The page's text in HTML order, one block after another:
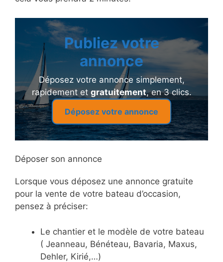
Publiez votre
annonce
Déposez votre annonce simplement,
rapidement et gratuitement, en 3 clics.
Déposez votre annonce
Déposer son annonce
Lorsque vous déposez une annonce gratuite
pour la vente de votre bateau d’occasion,
pensez à préciser:
Le chantier et le modèle de votre bateau
( Jeanneau, Bénéteau, Bavaria, Maxus,
Dehler, Kirié,…)